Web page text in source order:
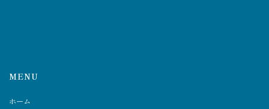
MENU
ホーム